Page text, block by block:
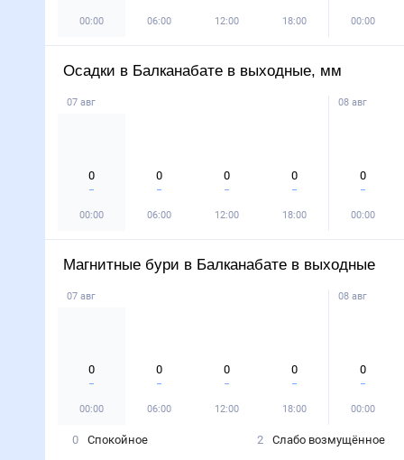
00:00 06:00 12:00 18:00 00:00
Осадки в Балканабате в выходные, мм
07 авг
0
00:00
0
06:00
0
12:00
0
18:00
08 авг
0
00:00
Магнитные бури в Балканабате в выходные
07 авг
0
00:00
0
06:00
0
12:00
0
18:00
08 авг
0
00:00
0
Спокойное
2
Слабо возмущённое